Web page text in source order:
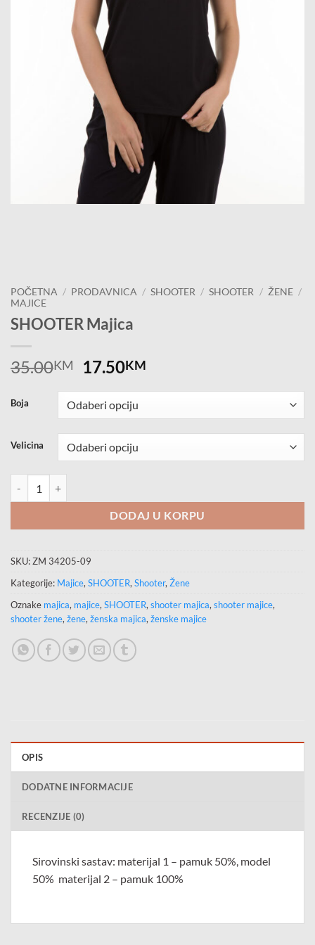
POČETNA / PRODAVNICA / SHOOTER / SHOOTER / ŽENE /
MAJICE
SHOOTER Majica
35.00KM
Original
was:
35.00KM.
17.50KM
17.50KM.
Boja
Velicina
DODAJ U KORPU
SKU:ZM 34205-09
Kategorije: Majice, SHOOTER, Shooter, Žene
Oznake majica, majice, SHOOTER, shooter majica, shooter majice,
shooter žene, žene, ženska majica, ženske majice
OPIS
DODATNE INFORMACIJE
RECENZIJE (0)
Sirovinski sastav: materijal 1 – pamuk 50%, model
50% materijal 2 – pamuk 100%